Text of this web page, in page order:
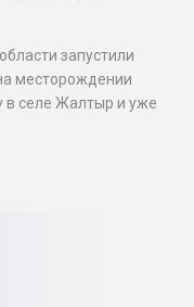
запустили
месторождении
в селе Жалтыр и уже